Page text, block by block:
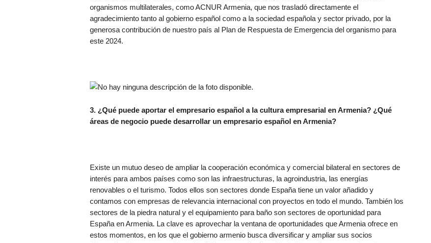
organismos multilaterales, como ACNUR Armenia, que nos trasladó directamente el
agradecimiento tanto al gobierno español como a la sociedad española y sector privado, por la
generosa contribución de nuestro país al Plan de Respuesta de Emergencia del organismo para
este 2024.
3. ¿Qué puede aportar el empresario español a la cultura empresarial en Armenia? ¿Qué
áreas de negocio puede desarrollar un empresario español en Armenia?
Existe un mutuo deseo de ampliar la cooperación económica y comercial bilateral en sectores de
interés para ambos países como son las infraestructuras, la agroindustria, las energías
renovables o el turismo. Todos ellos son sectores donde España tiene un valor añadido y
contamos con empresas de relevancia internacional con proyectos en todo el mundo. También los
sectores de la piedra natural y el equipamiento para baño son sectores de oportunidad para
España en Armenia. La clave es aprovechar la ventana de oportunidades que Armenia ofrece en
estos momentos, en los que el gobierno armenio busca diversificar y ampliar sus socios